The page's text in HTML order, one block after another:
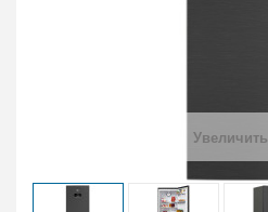
Увеличить